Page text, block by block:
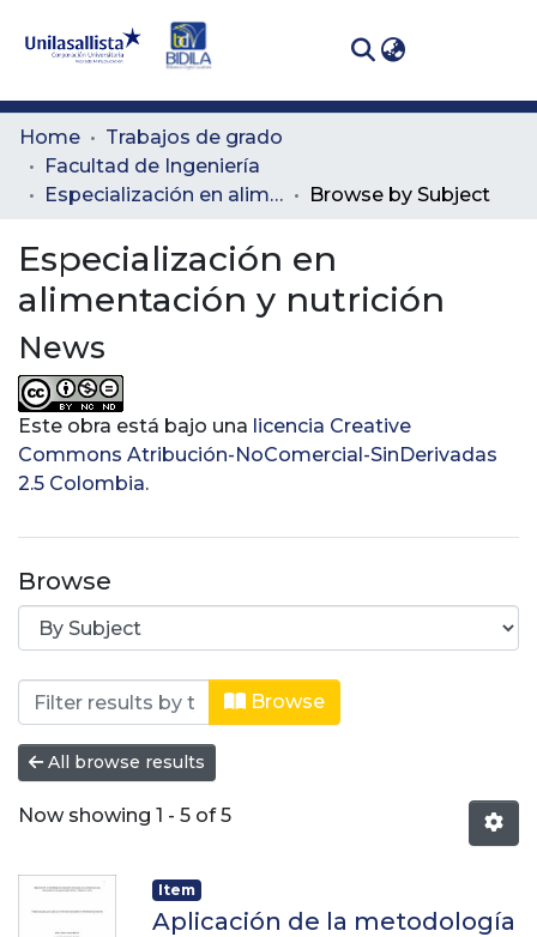
Communities
& Collections
All of DSpace
Home
Trabajos de grado
Facultad de Ingeniería
Especialización en alimentación y nutrición
Browse by Subject
Especialización en
alimentación y nutrición
News
Este obra está bajo una licencia Creative
Commons Atribución-NoComercial-SinDerivadas
2.5 Colombia.
Browse
Browsing Especialización en
Browse
All browse results
Now showing 1 - 5 of 5
Item
Aplicación de la metodología